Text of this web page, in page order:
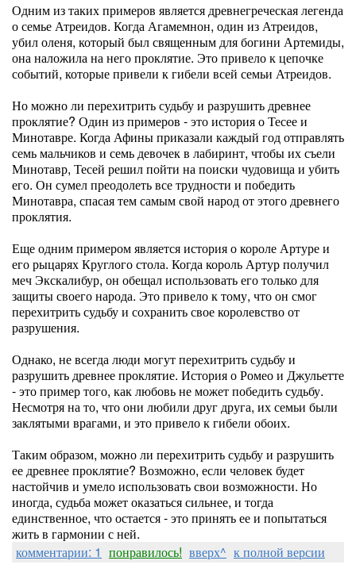
Одним из таких примеров является древнегреческая легенда
о семье Атреидов. Когда Агамемнон, один из Атреидов,
убил оленя, который был священным для богини Артемиды,
она наложила на него проклятие. Это привело к цепочке
событий, которые привели к гибели всей семьи Атреидов.
Но можно ли перехитрить судьбу и разрушить древнее
проклятие? Один из примеров - это история о Тесее и
Минотавре. Когда Афины приказали каждый год отправлять
семь мальчиков и семь девочек в лабиринт, чтобы их съели
Минотавр, Тесей решил пойти на поиски чудовища и убить
его. Он сумел преодолеть все трудности и победить
Минотавра, спасая тем самым свой народ от этого древнего
проклятия.
Еще одним примером является история о короле Артуре и
его рыцарях Круглого стола. Когда король Артур получил
меч Экскалибур, он обещал использовать его только для
защиты своего народа. Это привело к тому, что он смог
перехитрить судьбу и сохранить свое королевство от
разрушения.
Однако, не всегда люди могут перехитрить судьбу и
разрушить древнее проклятие. История о Ромео и Джульетте
- это пример того, как любовь не может победить судьбу.
Несмотря на то, что они любили друг друга, их семьи были
заклятыми врагами, и это привело к гибели обоих.
Таким образом, можно ли перехитрить судьбу и разрушить
ее древнее проклятие? Возможно, если человек будет
настойчив и умело использовать свои возможности. Но
иногда, судьба может оказаться сильнее, и тогда
единственное, что остается - это принять ее и попытаться
жить в гармонии с ней.
комментарии: 1 понравилось! вверх^ к полной версии